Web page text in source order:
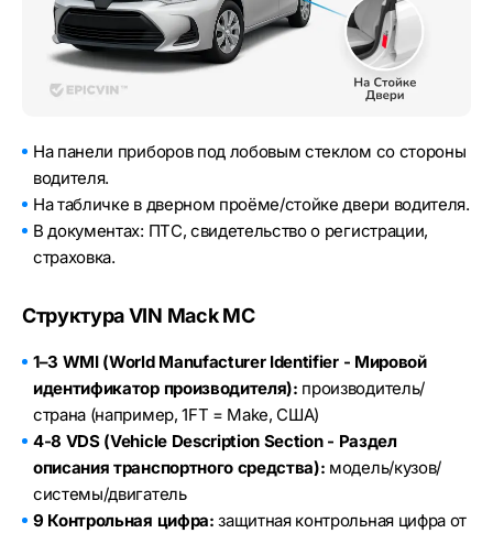
На панели приборов под лобовым стеклом со стороны
водителя.
На табличке в дверном проёме/стойке двери водителя.
В документах: ПТС, свидетельство о регистрации,
страховка.
Структура VIN Mack MC
1–3 WMI (World Manufacturer Identifier - Мировой
идентификатор производителя): производитель/
страна (например, 1FT = Make, США)
4-8 VDS (Vehicle Description Section - Раздел
описания транспортного средства): модель/кузов/
системы/двигатель
9 Контрольная цифра: защитная контрольная цифра от